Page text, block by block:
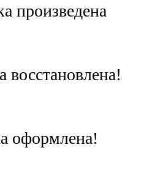
произведена
восстановлена!
оформлена!